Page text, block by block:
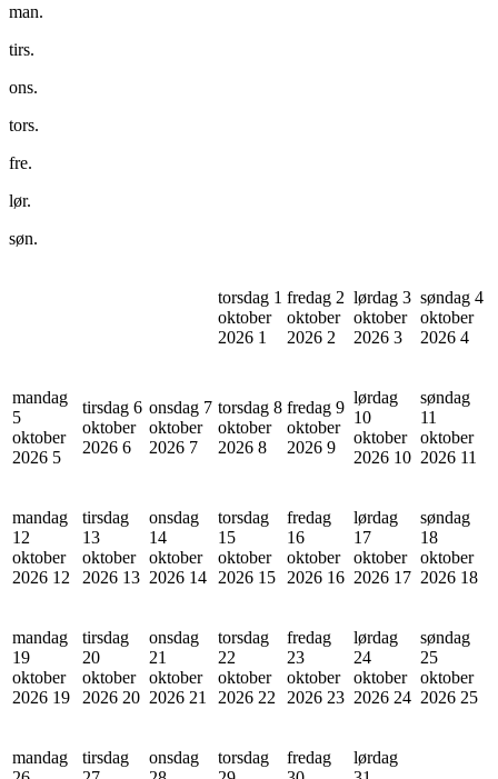
man.
tirs.
ons.
tors.
fre.
lør.
søn.
torsdag 1
oktober
2026 1
fredag 2
oktober
2026 2
lørdag 3
oktober
2026 3
søndag 4
oktober
2026 4
mandag
5
oktober
2026 5
tirsdag 6
oktober
2026 6
onsdag 7
oktober
2026 7
torsdag 8
oktober
2026 8
fredag 9
oktober
2026 9
lørdag
10
oktober
2026 10
søndag
11
oktober
2026 11
mandag
12
oktober
2026 12
tirsdag
13
oktober
2026 13
onsdag
14
oktober
2026 14
torsdag
15
oktober
2026 15
fredag
16
oktober
2026 16
lørdag
17
oktober
2026 17
søndag
18
oktober
2026 18
mandag
19
oktober
2026 19
tirsdag
20
oktober
2026 20
onsdag
21
oktober
2026 21
torsdag
22
oktober
2026 22
fredag
23
oktober
2026 23
lørdag
24
oktober
2026 24
søndag
25
oktober
2026 25
mandag
tirsdag
onsdag
torsdag
fredag
lørdag